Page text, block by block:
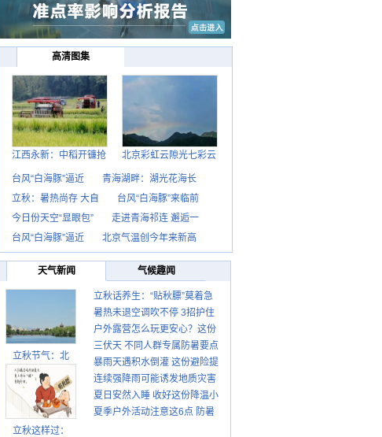
高清图集
江西永新：中稻开镰抢 北京彩虹云隙光七彩云
台风“白海豚”逼近
青海湖畔：湖光花海长
立秋：暑热尚存 大自
台风“白海豚”来临前
今日份天空“显眼包”
走进青海祁连 邂逅一
台风“白海豚”逼近
北京气温创今年来新高
天气新闻 气候趣闻
立秋节气：北
立秋这样过：
立秋话养生：“贴秋膘”莫着急
先清暑再防燥
暑热未退空调吹不停 3招护住
肩颈不酸痛
户外露营怎么玩更安心？这份
攻略请收好
三伏天 不同人群专属防暑要点
请收好
暴雨天遇积水倒灌 这份避险提
示请收好
连续强降雨可能诱发地质灾害
这些前兆要知道
夏日安然入睡 收好这份降温小
贴士
夏季户外活动注意这6点 防暑